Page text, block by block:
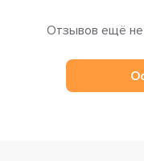
Отзывов ещё